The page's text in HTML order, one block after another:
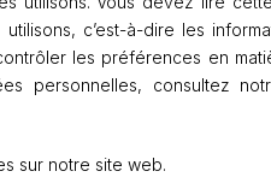
c’est-à-dire les
les préférences en
personnelles, consultez
sur notre site web.